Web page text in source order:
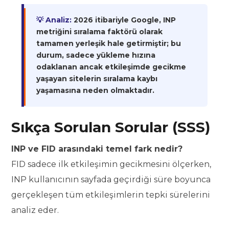
💡 Analiz: 2026 itibariyle Google, INP
metriğini sıralama faktörü olarak
tamamen yerleşik hale getirmiştir; bu
durum, sadece yükleme hızına
odaklanan ancak etkileşimde gecikme
yaşayan sitelerin sıralama kaybı
yaşamasına neden olmaktadır.
Sıkça Sorulan Sorular (SSS)
INP ve FID arasındaki temel fark nedir?
FID sadece ilk etkileşimin gecikmesini ölçerken,
INP kullanıcının sayfada geçirdiği süre boyunca
gerçekleşen tüm etkileşimlerin tepki sürelerini
analiz eder.